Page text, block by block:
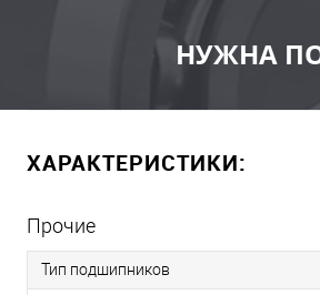
НУЖНА
ХАРАКТЕРИСТИКИ:
Прочие
Тип подшипников